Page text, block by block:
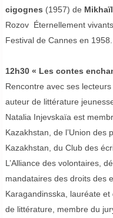
cigognes (1957) de
Rozov Éternellement
Festival de Cannes en
12h30 « Les contes
Rencontre avec ses lecteurs
auteur de littérature
Natalia Injevskaïa est
Kazakhstan, de l’Union des
Kazakhstan, du Club des
L’Alliance des volontaires,
mandataires des droits des
Karagandinsska, lauréate
de littérature, membre du